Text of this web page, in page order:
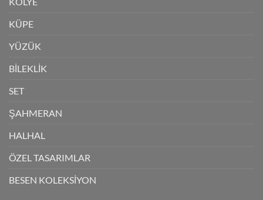
KÜPE
YÜZÜK
BİLEKLİK
SET
ŞAHMERAN
HALHAL
ÖZEL TASARIMLAR
BESEN KOLEKSİYON